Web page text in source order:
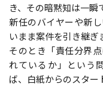
き、その暗黙知は一瞬
新任のバイヤーや新
いまま案件を引き継ぎ
そのとき「責任分界
れているか」という
ば、白紙からのスター